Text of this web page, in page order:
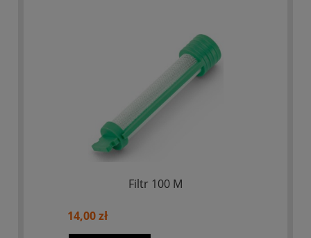
Filtr 100 M
14,00 zł